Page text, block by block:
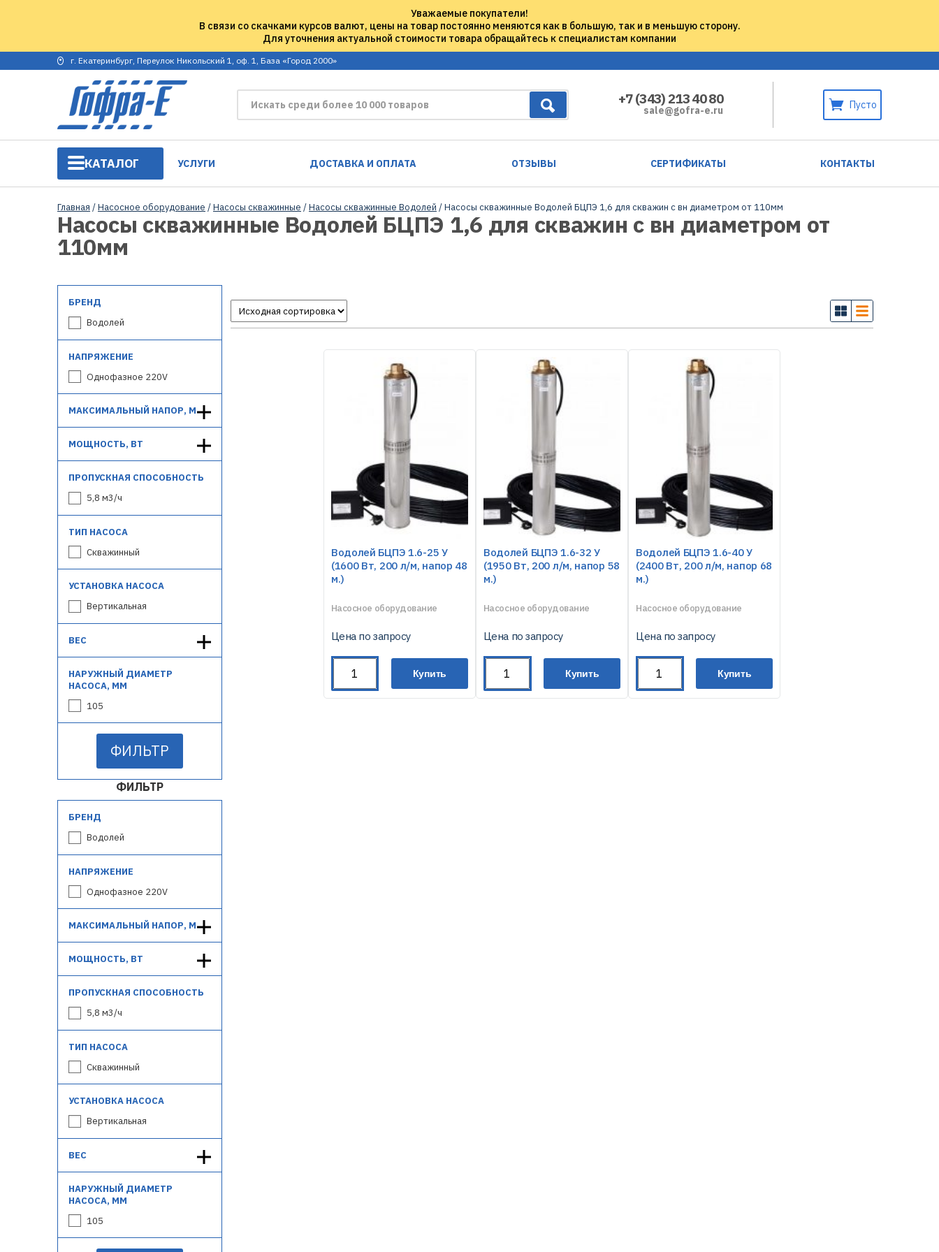
Уважаемые покупатели!
В связи со скачками курсов валют, цены на товар постоянно меняются как в большую, так и в меньшую сторону.
Для уточнения актуальной стоимости товара обращайтесь к специалистам компании
г. Екатеринбург, Переулок Никольский 1, оф. 1, База «Город 2000»
+7 (343) 213 40 80
sale@gofra-e.ru Пусто
КАТАЛОГ УСЛУГИ ДОСТАВКА И ОПЛАТА ОТЗЫВЫ СЕРТИФИКАТЫ КОНТАКТЫ
Главная /Насосное оборудование /Насосы скважинные /Насосы скважинные Водолей / Насосы скважинные Водолей БЦПЭ 1,6 для скважин с вн диаметром от 110мм
Насосы скважинные Водолей БЦПЭ 1,6 для скважин с вн диаметром от
110мм
БРЕНД
Водолей
НАПРЯЖЕНИЕ
Однофазное 220V
МАКСИМАЛЬНЫЙ НАПОР, М
МОЩНОСТЬ, ВТ
ПРОПУСКНАЯ СПОСОБНОСТЬ
5,8 м3/ч
ТИП НАСОСА
Скважинный
УСТАНОВКА НАСОСА
Вертикальная
ВЕС
НАРУЖНЫЙ ДИАМЕТР
НАСОСА, ММ
105
ФИЛЬТР
ФИЛЬТР
БРЕНД
Водолей
НАПРЯЖЕНИЕ
Однофазное 220V
МАКСИМАЛЬНЫЙ НАПОР, М
МОЩНОСТЬ, ВТ
ПРОПУСКНАЯ СПОСОБНОСТЬ
5,8 м3/ч
ТИП НАСОСА
Скважинный
УСТАНОВКА НАСОСА
Вертикальная
ВЕС
НАРУЖНЫЙ ДИАМЕТР
НАСОСА, ММ
105
Водолей БЦПЭ 1.6-25 У
(1600 Вт, 200 л/м, напор 48
м.)
Насосное оборудование
Цена по запросу
Купить
Водолей БЦПЭ 1.6-32 У
(1950 Вт, 200 л/м, напор 58
м.)
Насосное оборудование
Цена по запросу
Купить
Водолей БЦПЭ 1.6-40 У
(2400 Вт, 200 л/м, напор 68
м.)
Насосное оборудование
Цена по запросу
Купить